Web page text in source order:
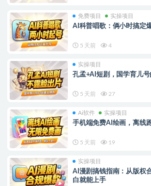
免费项目 实操项目
AI科普唱歌：俩小时搞定
5 天前 4
实操项目
孔孟+AI短剧，国学育儿
5 天前 27
Ai软件 实操项目
手机端免费AI绘画，离线
5 天前 19
实操项目
AI漫剧搞钱指南：从版权
白就能上手